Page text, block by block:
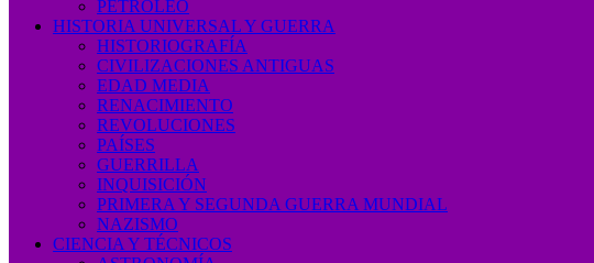
PETRÓLEO
HISTORIA UNIVERSAL Y GUERRA
HISTORIOGRAFÍA
CIVILIZACIONES ANTIGUAS
EDAD MEDIA
RENACIMIENTO
REVOLUCIONES
PAÍSES
GUERRILLA
INQUISICIÓN
PRIMERA Y SEGUNDA GUERRA MUNDIAL
NAZISMO
CIENCIA Y TÉCNICOS